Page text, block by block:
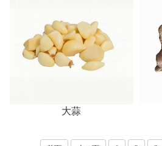
大蒜